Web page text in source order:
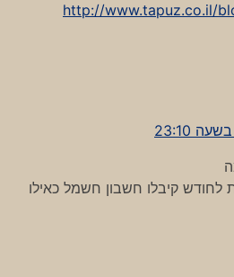
http://www.tapuz.co.il/
קיבלו חשבון חשמל כאילו